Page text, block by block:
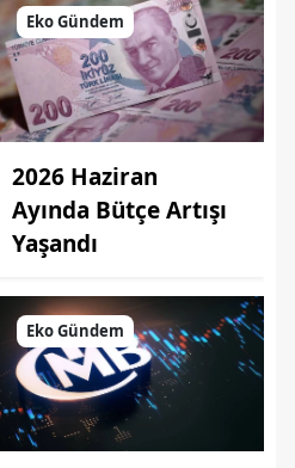
Eko Gündem
2026 Haziran
Ayında Bütçe Artışı
Yaşandı
Eko Gündem